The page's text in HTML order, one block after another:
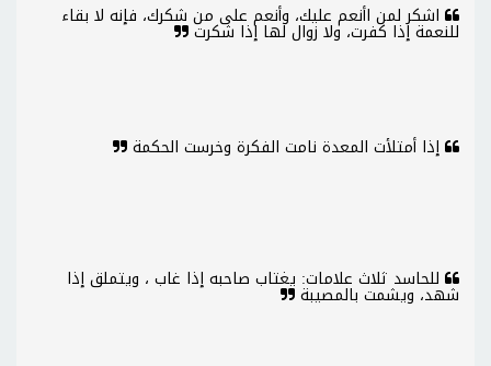
اشكر لمن اأنعم عليك، وأنعم على من شكرك، فإنه لا بقاء
للنعمة إذا كفرت، ولا زوال لها إذا شكرت
إذا أمتلأت المعدة نامت الفكرة وخرست الحكمة
للحاسد ثلاث علامات: يغتاب صاحبه إذا غاب ، ويتملق إذا
شهد، ويشمت بالمصيبة